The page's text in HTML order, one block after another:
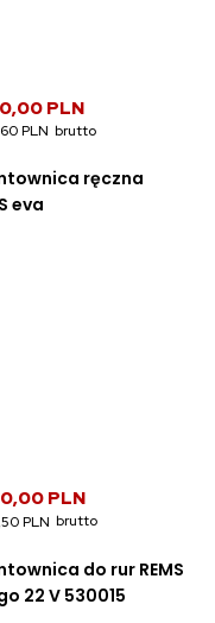
ręczna
eva
PLN
PLN
do rur REMS
22 V 530015
PLN
PLN